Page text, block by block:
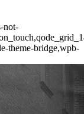
not-
theme-bridge,wpb-